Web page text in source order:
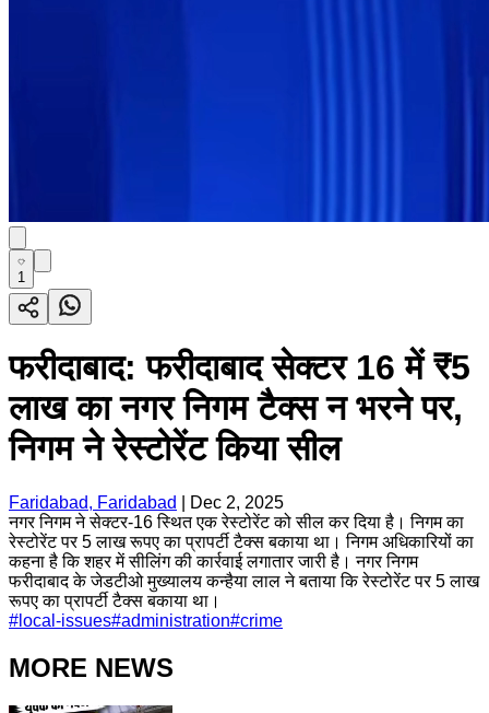
1
फरीदाबाद: फरीदाबाद सेक्टर 16 में ₹5
लाख का नगर निगम टैक्स न भरने पर,
निगम ने रेस्टोरेंट किया सील
Faridabad, Faridabad
Dec 2, 2025
नगर निगम ने सेक्टर-16 स्थित एक रेस्टोरेंट को सील कर दिया है। निगम का
रेस्टोरेंट पर 5 लाख रूपए का प्रापर्टी टैक्स बकाया था। निगम अधिकारियों का
कहना है कि शहर में सीलिंग की कार्रवाई लगातार जारी है। नगर निगम
फरीदाबाद के जेडटीओ मुख्यालय कन्हैया लाल ने बताया कि रेस्टोरेंट पर 5 लाख
रूपए का प्रापर्टी टैक्स बकाया था।
# local-issues#administration#crime
MORE NEWS